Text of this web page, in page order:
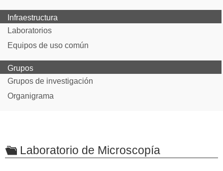
Infraestructura
Laboratorios
Equipos de uso común
Grupos
Grupos de investigación
Organigrama
Laboratorio de Microscopía